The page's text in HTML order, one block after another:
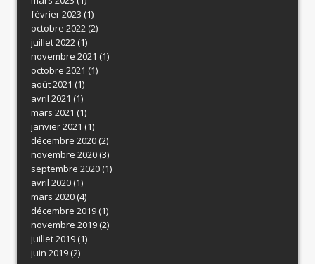
février 2023 (1)
octobre 2022(2)
juillet 2022(1)
novembre 2021 (1)
octobre 2021 (1)
août 2021 (1)
avril 2021 (1)
mars 2021 (1)
janvier 2021 (1)
décembre 2020(2)
novembre 2020(3)
septembre 2020(1)
avril 2020(1)
mars 2020(4)
décembre 2019(1)
novembre 2019(2)
juillet 2019(1)
juin 2019(2)